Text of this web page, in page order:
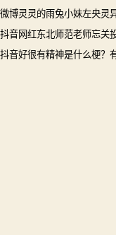
微博灵灵的雨兔小妹左央灵
抖音网红东北师范老师忘关
抖音好很有精神是什么梗？